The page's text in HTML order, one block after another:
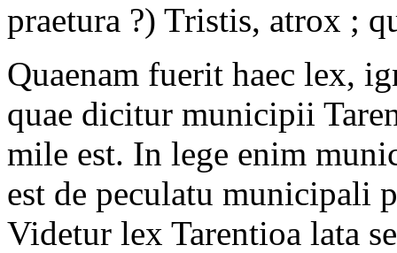
praetura ?) Tristis, atrox ;
Quaenam fuerit haec lex,
quae dicitur municipii
mile est. In lege enim
est de peculatu municipali
Videtur lex Tarentioa lata